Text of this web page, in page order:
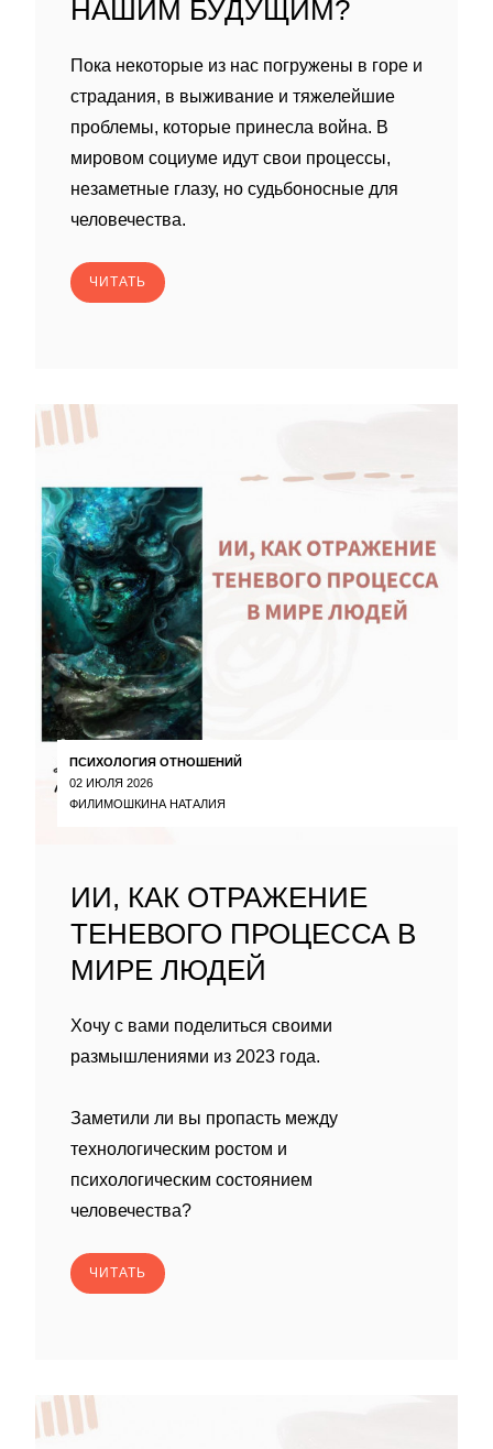
НАШИМ БУДУЩИМ?
Пока некоторые из нас погружены в горе и
страдания, в выживание и тяжелейшие
проблемы, которые принесла война. В
мировом социуме идут свои процессы,
незаметные глазу, но судьбоносные для
человечества.
ЧИТАТЬ
ПСИХОЛОГИЯ ОТНОШЕНИЙ
02 ИЮЛЯ 2026
ФИЛИМОШКИНА НАТАЛИЯ
ИИ, КАК ОТРАЖЕНИЕ
ТЕНЕВОГО ПРОЦЕССА В
МИРЕ ЛЮДЕЙ
Хочу с вами поделиться своими
размышлениями из 2023 года.
Заметили ли вы пропасть между
технологическим ростом и
психологическим состоянием
человечества?
ЧИТАТЬ